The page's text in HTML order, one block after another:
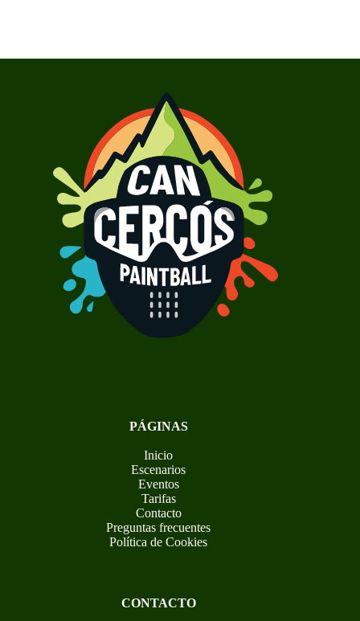
PÁGINAS
Inicio
Escenarios
Eventos
Tarifas
Contacto
Preguntas frecuentes
Política de Cookies
CONTACTO